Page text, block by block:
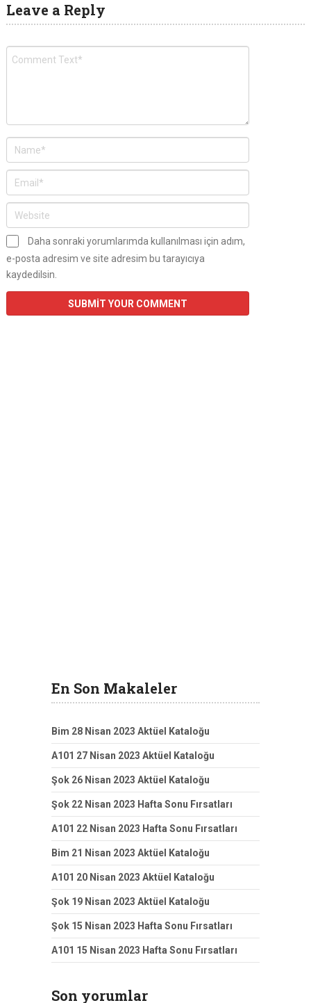
Leave a Reply
Daha sonraki yorumlarımda kullanılması için adım,
e-posta adresim ve site adresim bu tarayıcıya
kaydedilsin.
En Son Makaleler
Bim 28 Nisan 2023 Aktüel Kataloğu
A101 27 Nisan 2023 Aktüel Kataloğu
Şok 26 Nisan 2023 Aktüel Kataloğu
Şok 22 Nisan 2023 Hafta Sonu Fırsatları
A101 22 Nisan 2023 Hafta Sonu Fırsatları
Bim 21 Nisan 2023 Aktüel Kataloğu
A101 20 Nisan 2023 Aktüel Kataloğu
Şok 19 Nisan 2023 Aktüel Kataloğu
Şok 15 Nisan 2023 Hafta Sonu Fırsatları
A101 15 Nisan 2023 Hafta Sonu Fırsatları
Son yorumlar